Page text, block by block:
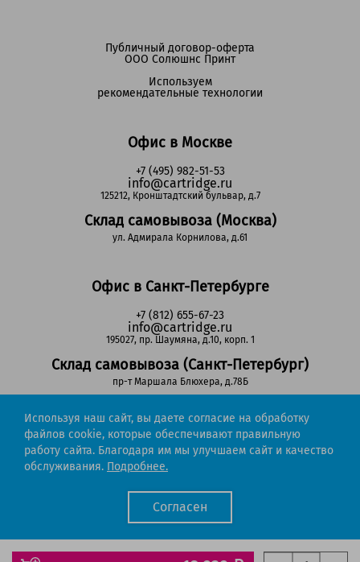
Офис в Москве
+7 (495) 982-51-53
info@cartridge.ru
125212, Кронштадтский бульвар, д.7
Склад самовывоза (Москва)
ул. Адмирала Корнилова, д.61
Офис в Санкт-Петербурге
+7 (812) 655-67-23
info@cartridge.ru
195027, пр. Шаумяна, д.10, корп. 1
Склад самовывоза (Санкт-Петербург)
пр-т Маршала Блюхера, д.78Б
Регионы РФ
8-800-302-51-53
(звонок бесплатный)
Публичный договор-оферта
ООО Солюшнс Принт
Используем
рекомендательные технологии
Cartridge.ru 2012-2026. Все права защищены
Мы работаем с порталом поставщиков
Используя наш сайт, вы даете согласие на обработку
файлов cookie, которые обеспечивают правильную
работу сайта. Благодаря им мы улучшаем сайт и качество
обслуживания. Подробнее.
Согласен